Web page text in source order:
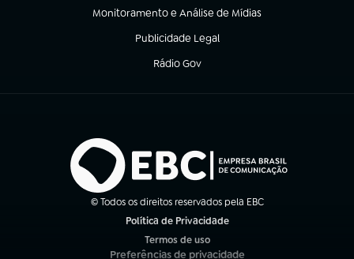
Monitoramento e Análise de Mídias
(abre em nova aba)
Publicidade Legal
(abre em nova aba)
Rádio Gov
(abre em nova aba)
© Todos os direitos reservados pela EBC
Política de Privacidade
Termos de uso
(abre em nova aba)
Preferências de privacidade